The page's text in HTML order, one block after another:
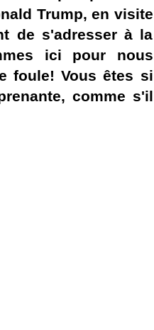
Trump, en visite
de s'adresser à la
ici pour nous
foule! Vous êtes si
comme s'il